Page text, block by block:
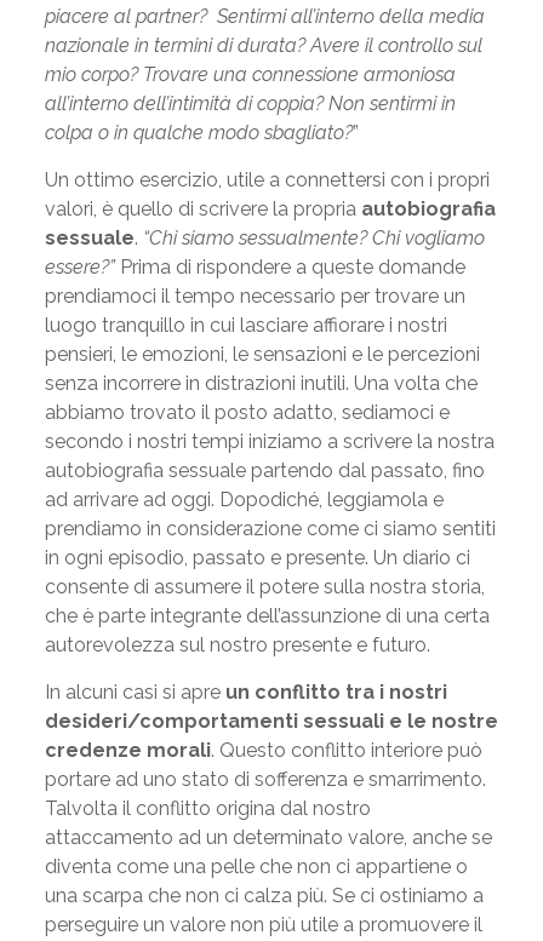
piacere al partner? Sentirmi all’interno della media
nazionale in termini di durata? Avere il controllo sul
mio corpo? Trovare una connessione armoniosa
all’interno dell’intimità di coppia? Non sentirmi in
colpa o in qualche modo sbagliato?”
Un ottimo esercizio, utile a connettersi con i propri
valori, è quello di scrivere la propria autobiografia
sessuale. “Chi siamo sessualmente? Chi vogliamo
essere?” Prima di rispondere a queste domande
prendiamoci il tempo necessario per trovare un
luogo tranquillo in cui lasciare affiorare i nostri
pensieri, le emozioni, le sensazioni e le percezioni
senza incorrere in distrazioni inutili. Una volta che
abbiamo trovato il posto adatto, sediamoci e
secondo i nostri tempi iniziamo a scrivere la nostra
autobiografia sessuale partendo dal passato, fino
ad arrivare ad oggi. Dopodiché, leggiamola e
prendiamo in considerazione come ci siamo sentiti
in ogni episodio, passato e presente. Un diario ci
consente di assumere il potere sulla nostra storia,
che è parte integrante dell’assunzione di una certa
autorevolezza sul nostro presente e futuro.
In alcuni casi si apre un conflitto tra i nostri
desideri/comportamenti sessuali e le nostre
credenze morali. Questo conflitto interiore può
portare ad uno stato di sofferenza e smarrimento.
Talvolta il conflitto origina dal nostro
attaccamento ad un determinato valore, anche se
diventa come una pelle che non ci appartiene o
una scarpa che non ci calza più. Se ci ostiniamo a
perseguire un valore non più utile a promuovere il